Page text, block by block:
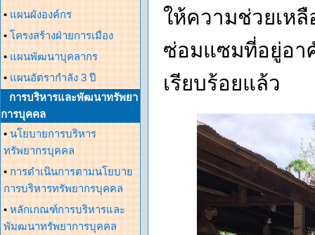
• แผนผังองค์กร
• โครงสร้างฝ่ายการเมือง
• แผนพัฒนาบุคลากร
• แผนอัตรากำลัง 3 ปี
การบริหารและพัฒนาทรัพยา
การบุคคล
• นโยบายการบริหาร
ทรัพยากรบุคคล
• การดำเนินการตามนโยบาย
การบริหารทรัพยากรบุคคล
• หลักเกณฑ์การบริหารและ
พัมฒนาทรัพยาการบุคคล
ให้ความช่วยเห
ซ่อมแซมที่อยู่อา
เรียบร้อยแล้ว